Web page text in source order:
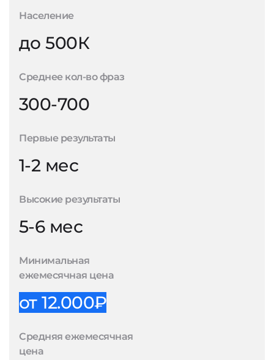
Население
до 500К
Среднее кол-во фраз
300-700
Первые результаты
1-2 мес
Высокие результаты
5-6 мес
Минимальная
ежемесячная цена
от 12.000₽
Средняя ежемесячная
цена